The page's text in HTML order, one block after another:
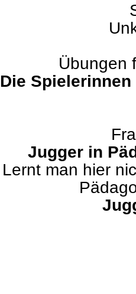
Übungen
Die
Jugger in
Lernt man hier